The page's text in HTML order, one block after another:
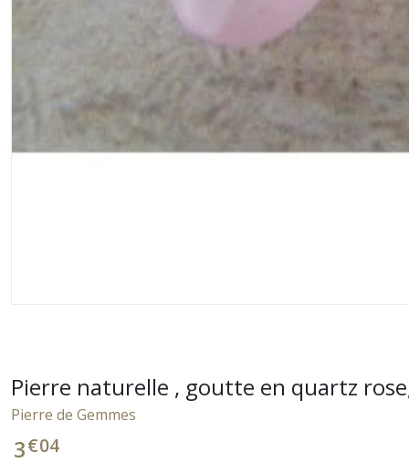
Pierre naturelle , goutte en quartz
Pierre de Gemmes
3€04